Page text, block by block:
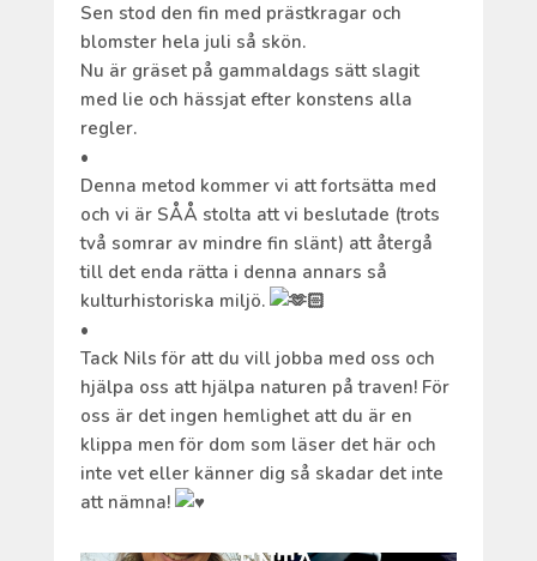
Sen stod den fin med prästkragar och
blomster hela juli så skön.
Nu är gräset på gammaldags sätt slagit
med lie och hässjat efter konstens alla
regler.
•
Denna metod kommer vi att fortsätta med
och vi är SÅÅ stolta att vi beslutade (trots
två somrar av mindre fin slänt) att återgå
till det enda rätta i denna annars så
kulturhistoriska miljö.
•
Tack Nils för att du vill jobba med oss och
hjälpa oss att hjälpa naturen på traven! För
oss är det ingen hemlighet att du är en
klippa men för dom som läser det här och
inte vet eller känner dig så skadar det inte
att nämna!